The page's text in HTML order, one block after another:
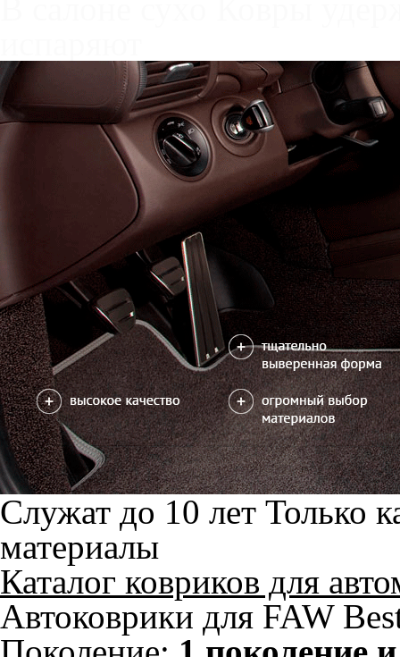
Каталог ковриков для
Автоковрики для FAW
Поколение:1 поколение
Водительский коврик на
вариантах:
1) без лепестка, с
ноги
2) с лепестком,
ноги
Салон
EVA
4 коврика 2600
можете уточнить
Без лепестка
С лепестком
Коврик на центральный тоннель
отдельно или слитно с задним
ковриком
можете уточнить
Отдельно
Слитно с левым
Слитно с правым
В корзину
Фурнитура